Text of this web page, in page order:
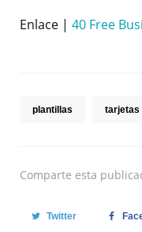
Enlace | 40 Free
plantillas tarjetas
Comparte esta
Twitter